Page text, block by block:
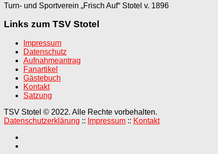
Turn- und Sportverein „Frisch Auf“ Stotel v. 1896
Links zum TSV Stotel
Impressum
Datenschutz
Aufnahmeantrag
Fanartikel
Gästebuch
Kontakt
Satzung
TSV Stotel © 2022. Alle Rechte vorbehalten.
Datenschutzerklärung :: Impressum :: Kontakt